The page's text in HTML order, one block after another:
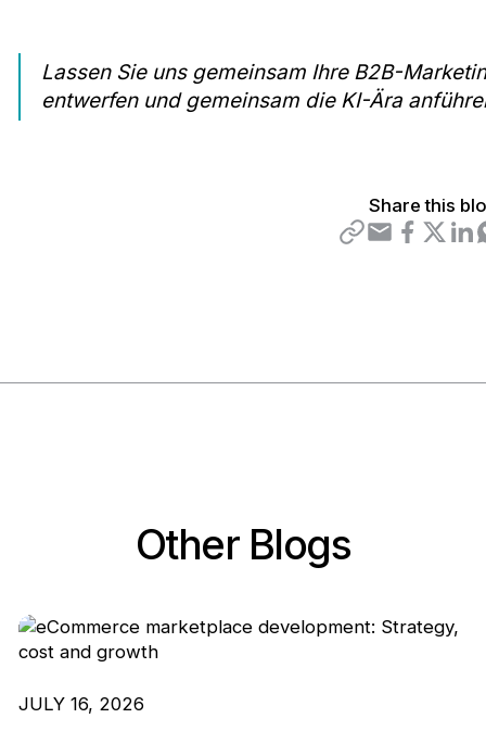
Lassen Sie uns gemeinsam Ihre B2B-
entwerfen und gemeinsam die KI-Ära
Share this
Other Blogs
JULY 16, 2026